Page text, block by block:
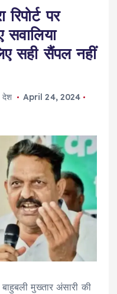
पर
सही सैंपल नहीं
देश
April 24, 2024
मुख्तार अंसारी की